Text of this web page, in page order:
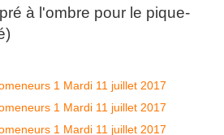
à l'ombre pour le pique-